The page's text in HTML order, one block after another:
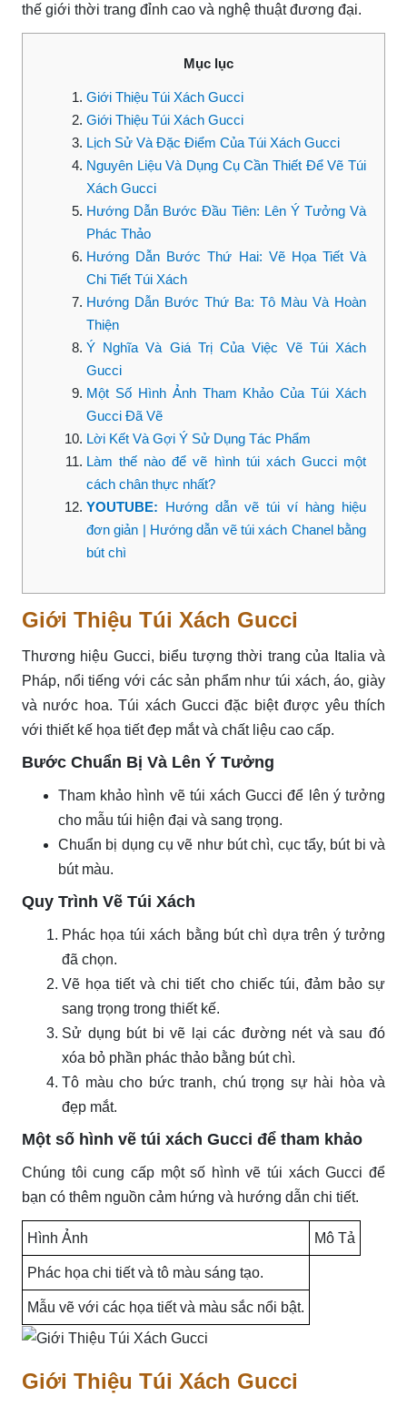
thế giới thời trang đỉnh cao và nghệ thuật đương đại.
Mục lục
Giới Thiệu Túi Xách Gucci
Giới Thiệu Túi Xách Gucci
Lịch Sử Và Đặc Điểm Của Túi Xách Gucci
Nguyên Liệu Và Dụng Cụ Cần Thiết Để Vẽ Túi
Xách Gucci
Hướng Dẫn Bước Đầu Tiên: Lên Ý Tưởng Và
Phác Thảo
Hướng Dẫn Bước Thứ Hai: Vẽ Họa Tiết Và
Chi Tiết Túi Xách
Hướng Dẫn Bước Thứ Ba: Tô Màu Và Hoàn
Thiện
Ý Nghĩa Và Giá Trị Của Việc Vẽ Túi Xách
Gucci
Một Số Hình Ảnh Tham Khảo Của Túi Xách
Gucci Đã Vẽ
Lời Kết Và Gợi Ý Sử Dụng Tác Phẩm
Làm thế nào để vẽ hình túi xách Gucci một
cách chân thực nhất?
YOUTUBE: Hướng dẫn vẽ túi ví hàng hiệu
đơn giản | Hướng dẫn vẽ túi xách Chanel bằng
bút chì
Giới Thiệu Túi Xách Gucci
Thương hiệu Gucci, biểu tượng thời trang của Italia và
Pháp, nổi tiếng với các sản phẩm như túi xách, áo, giày
và nước hoa. Túi xách Gucci đặc biệt được yêu thích
với thiết kế họa tiết đẹp mắt và chất liệu cao cấp.
Bước Chuẩn Bị Và Lên Ý Tưởng
Tham khảo hình vẽ túi xách Gucci để lên ý tưởng
cho mẫu túi hiện đại và sang trọng.
Chuẩn bị dụng cụ vẽ như bút chì, cục tẩy, bút bi và
bút màu.
Quy Trình Vẽ Túi Xách
Phác họa túi xách bằng bút chì dựa trên ý tưởng
đã chọn.
Vẽ họa tiết và chi tiết cho chiếc túi, đảm bảo sự
sang trọng trong thiết kế.
Sử dụng bút bi vẽ lại các đường nét và sau đó
xóa bỏ phần phác thảo bằng bút chì.
Tô màu cho bức tranh, chú trọng sự hài hòa và
đẹp mắt.
Một số hình vẽ túi xách Gucci để tham khảo
Chúng tôi cung cấp một số hình vẽ túi xách Gucci để
bạn có thêm nguồn cảm hứng và hướng dẫn chi tiết.
Hình Ảnh Mô Tả
Phác họa chi tiết và tô màu sáng tạo.
Mẫu vẽ với các họa tiết và màu sắc nổi bật.
Giới Thiệu Túi Xách Gucci